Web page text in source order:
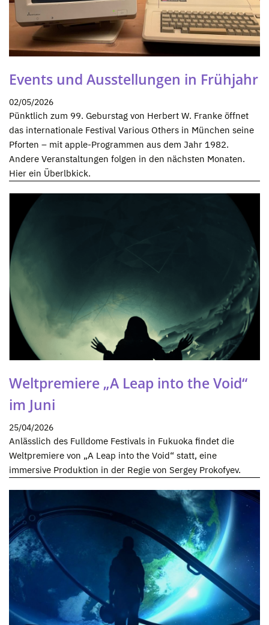
Events und Ausstellungen in Frühjahr
02/05/2026
Pünktlich zum 99. Geburstag von Herbert W. Franke öffnet
das internationale Festival Various Others in München seine
Pforten – mit apple-Programmen aus dem Jahr 1982.
Andere Veranstaltungen folgen in den nächsten Monaten.
Hier ein Überlbkick.
Weltpremiere „A Leap into the Void“
im Juni
25/04/2026
Anlässlich des Fulldome Festivals in Fukuoka findet die
Weltpremiere von „A Leap into the Void“ statt, eine
immersive Produktion in der Regie von Sergey Prokofyev.